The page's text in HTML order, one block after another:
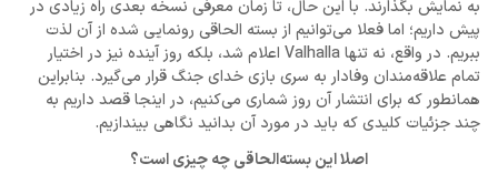
به نمایش بگذارند. با این حال، تا زمان معرفی نسخه بعدی راه زیادی در
پیش داریم؛ اما فعلا می‌توانیم از بسته الحاقی رونمایی شده از آن لذت
ببریم. در واقع، نه تنها Valhalla اعلام شد، بلکه روز آینده نیز در اختیار
تمام علاقه‌مندان وفادار به سری بازی خدای جنگ قرار می‌گیرد. بنابراین
همانطور که برای انتشار آن روز شماری می‌کنیم، در اینجا قصد داریم به
چند جزئیات کلیدی که باید در مورد آن بدانید نگاهی بیندازیم.
اصلا این بسته‌الحاقی چه چیزی است؟